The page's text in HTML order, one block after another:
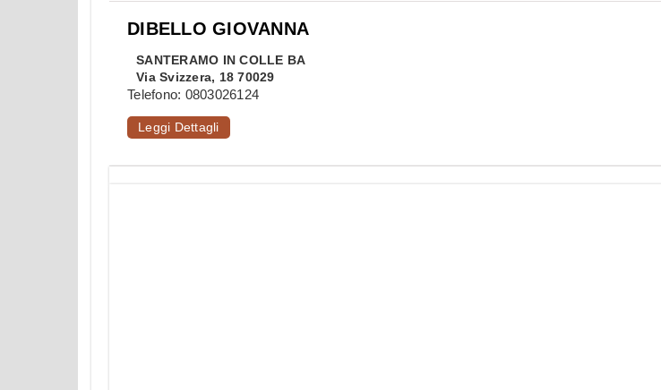
DIBELLO GIOVANNA
SANTERAMO IN COLLE BA
Via Svizzera, 18 70029
Telefono: 0803026124
Leggi Dettagli